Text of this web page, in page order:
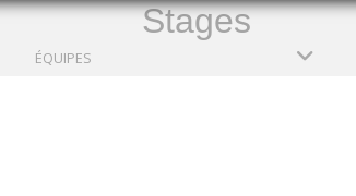
Stages
ÉQUIPES